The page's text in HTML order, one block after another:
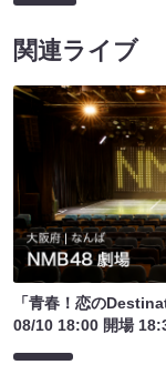
関連ライブ
「青春！恋の
08/10 18:00 開場